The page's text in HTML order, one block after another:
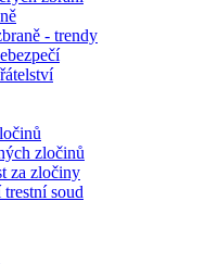
- trendy
zločinů
za zločiny
soud